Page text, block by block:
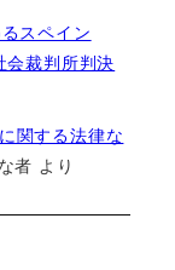
スペイン
会裁判所判決
関する法律な
者 より